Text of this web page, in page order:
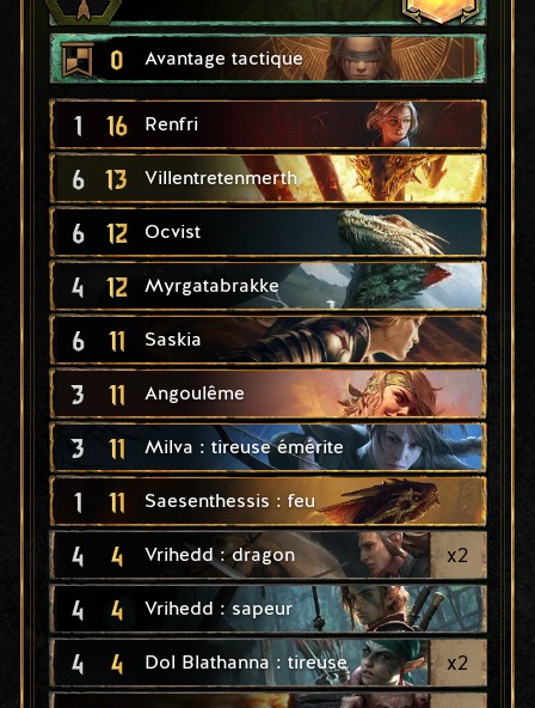
0 Avantage tactique
1 16 Renfri
6 13 Villentretenmerth
6 12 Ocvist
4 12 Myrgatabrakke
6 11 Saskia
3 11 Angoulême
3 11 Milva : tireuse émérite
1 11 Saesenthessis : feu
4 4 Vrihedd : dragon x2
4 4 Vrihedd : sapeur
4 4 Dol Blathanna : tireuse x2